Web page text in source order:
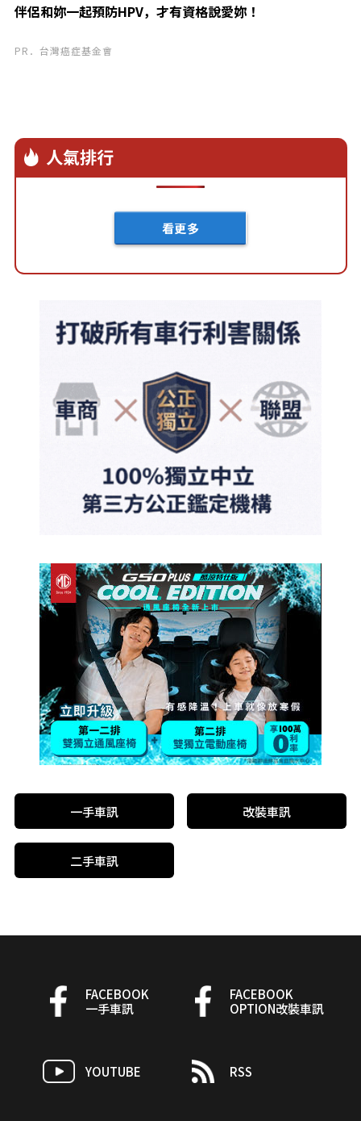
伴侶和妳一起預防HPV，才有資格說愛妳！
PR．台灣癌症基金會
人氣排行
看更多
一手車訊 改裝車訊
二手車訊
FACEBOOK
一手車訊
FACEBOOK
OPTION改裝車訊
YOUTUBE RSS